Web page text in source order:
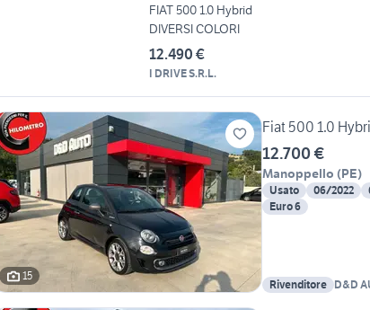
FIAT 500 1.0 Hybrid
DIVERSI COLORI
12.490 €
I DRIVE S.R.L.
15
Fiat 500 1.0
12.700 €
Manoppello (PE)
Usato 06/2022
Euro 6
Rivenditore D&D